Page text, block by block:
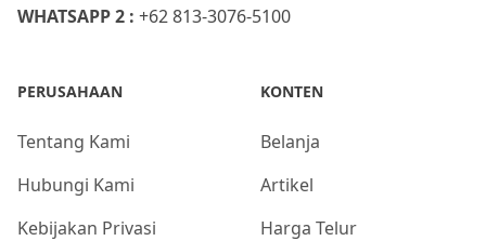
WHATSAPP 2 : +62 813-3076-5100
PERUSAHAAN
Tentang Kami
Hubungi Kami
Kebijakan Privasi
KONTEN
Belanja
Artikel
Harga Telur